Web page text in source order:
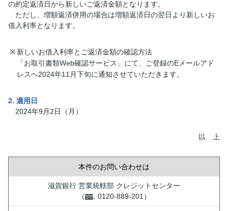
の約定返済日から新しいご返済金額となります。
ただし、増額返済併用の場合は増額返済日の翌日より新しいお
借入利率となります。
※ 新しいお借入利率とご返済金額の確認方法
「お取引書類Web確認サービス」にて、ご登録のEメールアド
レスへ2024年11月下旬に通知させていただきます。
2. 適用日
2024年9月2日（月）
以 上
本件のお問い合わせは
滋賀銀行 営業統轄部 クレジットセンター
（
0120-889-201）